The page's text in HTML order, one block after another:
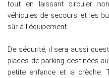
tout en laissant circuler
véhicules de secours et les
sûr à l’équipement.
De sécurité, il sera aussi
places de parking destinées
petite enfance et la crèche.